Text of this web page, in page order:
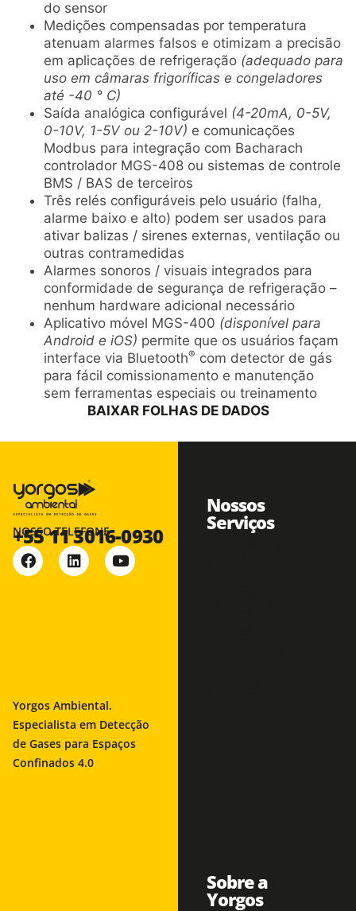
do sensor
Medições compensadas por temperatura
atenuam alarmes falsos e otimizam a precisão
em aplicações de refrigeração (adequado para
uso em câmaras frigoríficas e congeladores
até -40 ° C)
Saída analógica configurável (4-20mA, 0-5V,
0-10V, 1-5V ou 2-10V) e comunicações
Modbus para integração com Bacharach
controlador MGS-408 ou sistemas de controle
BMS / BAS de terceiros
Três relés configuráveis ​​pelo usuário (falha,
alarme baixo e alto) podem ser usados ​​para
ativar balizas / sirenes externas, ventilação ou
outras contramedidas
Alarmes sonoros / visuais integrados para
conformidade de segurança de refrigeração –
nenhum hardware adicional necessário
Aplicativo móvel MGS-400 (disponível para
Android e iOS) permite que os usuários façam
interface via Bluetooth® com detector de gás
para fácil comissionamento e manutenção
sem ferramentas especiais ou treinamento
BAIXAR FOLHAS DE DADOS
NOSSO TELEFONE
+55 11 3016-0930
Yorgos Ambiental.
Especialista em Detecção
de Gases para Espaços
Confinados 4.0
Nossos
Serviços
Projetos de
Sobre a
Yorgos